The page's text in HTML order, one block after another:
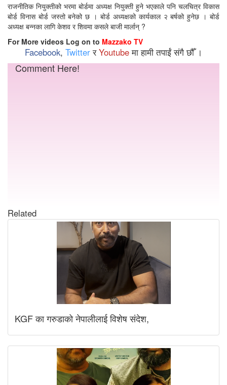
राजनीतिक नियुक्तीको भरमा बोर्डमा अध्यक्ष नियुक्ती हुने भएकाले पनि चलचित्र विकास
बोर्ड विनास बोर्ड जस्तो बनेको छ । बोर्ड अध्यक्षको कार्यकाल २ बर्षको हुनेछ । बोर्ड
अध्यक्ष बन्नका लागि केशव र शिवमा कसले बाजी मार्लान् ?
For More videos Log on to Mazzako TV
Facebook, TwitterरYoutubeमा हामी तपाईं संगै छौँ ।
Comment Here!
Related
KGF का गरुडाको नेपालीलाई विशेष संदेश,